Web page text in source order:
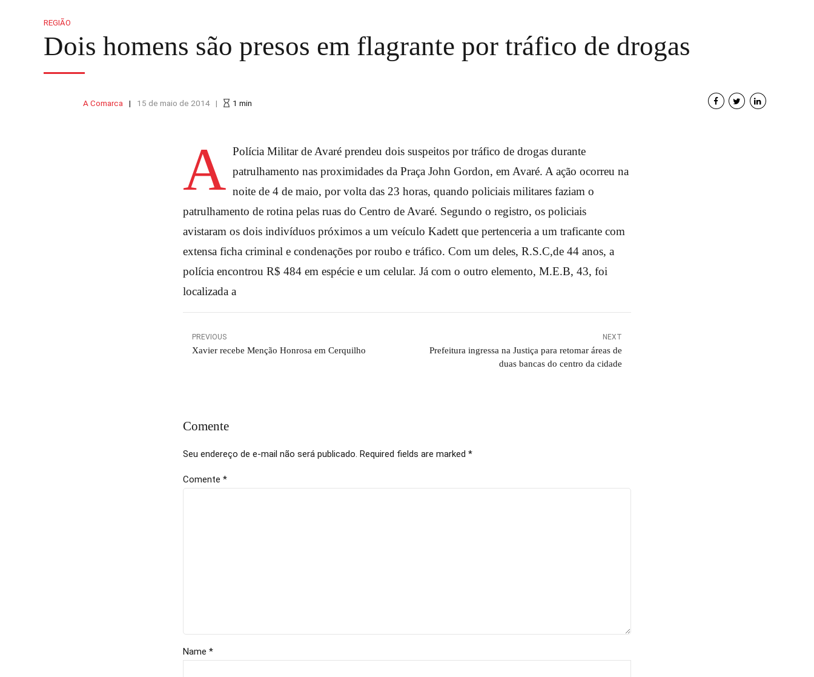
REGIÃO
Dois homens são presos em flagrante por tráfico de drogas
A Comarca 15 de maio de 2014 1 min
A Polícia Militar de Avaré prendeu dois suspeitos por tráfico de drogas durante
patrulhamento nas proximidades da Praça John Gordon, em Avaré. A ação ocorreu na
noite de 4 de maio, por volta das 23 horas, quando policiais militares faziam o
patrulhamento de rotina pelas ruas do Centro de Avaré. Segundo o registro, os policiais
avistaram os dois indivíduos próximos a um veículo Kadett que pertenceria a um traficante com
extensa ficha criminal e condenações por roubo e tráfico. Com um deles, R.S.C,de 44 anos, a
polícia encontrou R$ 484 em espécie e um celular. Já com o outro elemento, M.E.B, 43, foi
localizada a
PREVIOUS
Xavier recebe Menção Honrosa em Cerquilho
NEXT
Prefeitura ingressa na Justiça para retomar áreas de
duas bancas do centro da cidade
Comente
Seu endereço de e-mail não será publicado. Required fields are marked *
Comente *
Name *